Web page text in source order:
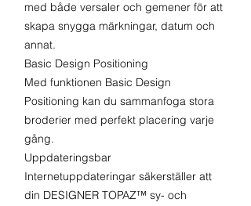
med både versaler och gemener för att
skapa snygga märkningar, datum och
annat.
Basic Design Positioning
Med funktionen Basic Design
Positioning kan du sammanfoga stora
broderier med perfekt placering varje
gång.
Uppdateringsbar
Internetuppdateringar säkerställer att
din DESIGNER TOPAZ™ sy- och